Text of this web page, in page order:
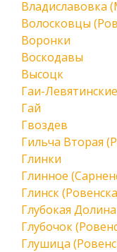
Владиславовка
Волосковцы
Воронки
Воскодавы
Высоцк
Гаи-Левятинские
Гай
Гвоздев
Гильча Вторая
Глинки
Глинное
Глинск
Глубокая Долина
Глубочок
Глушица